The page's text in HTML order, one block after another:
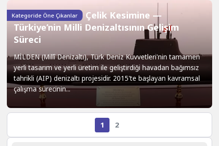
Kategoride Öne Çıkanlar
MİLDEN: Sudan Çelik Kesimine —
Türkiye’nin Milli Denizaltısının Gelişim
Süreci
MİLDEN (Millî Denizaltı), Türk Deniz Kuvvetleri'nin tamamen
yerli tasarım ve yerli üretim ile geliştirdiği havadan bağımsız
tahrikli (AIP) denizaltı projesidir. 2015'te başlayan kavramsal
çalışma sürecinin...
1 2